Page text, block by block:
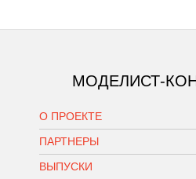
МОДЕЛИСТ-
О ПРОЕКТЕ
ПАРТНЕРЫ
ВЫПУСКИ